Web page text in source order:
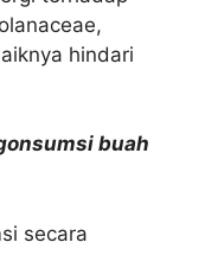
hindari
buah
secara